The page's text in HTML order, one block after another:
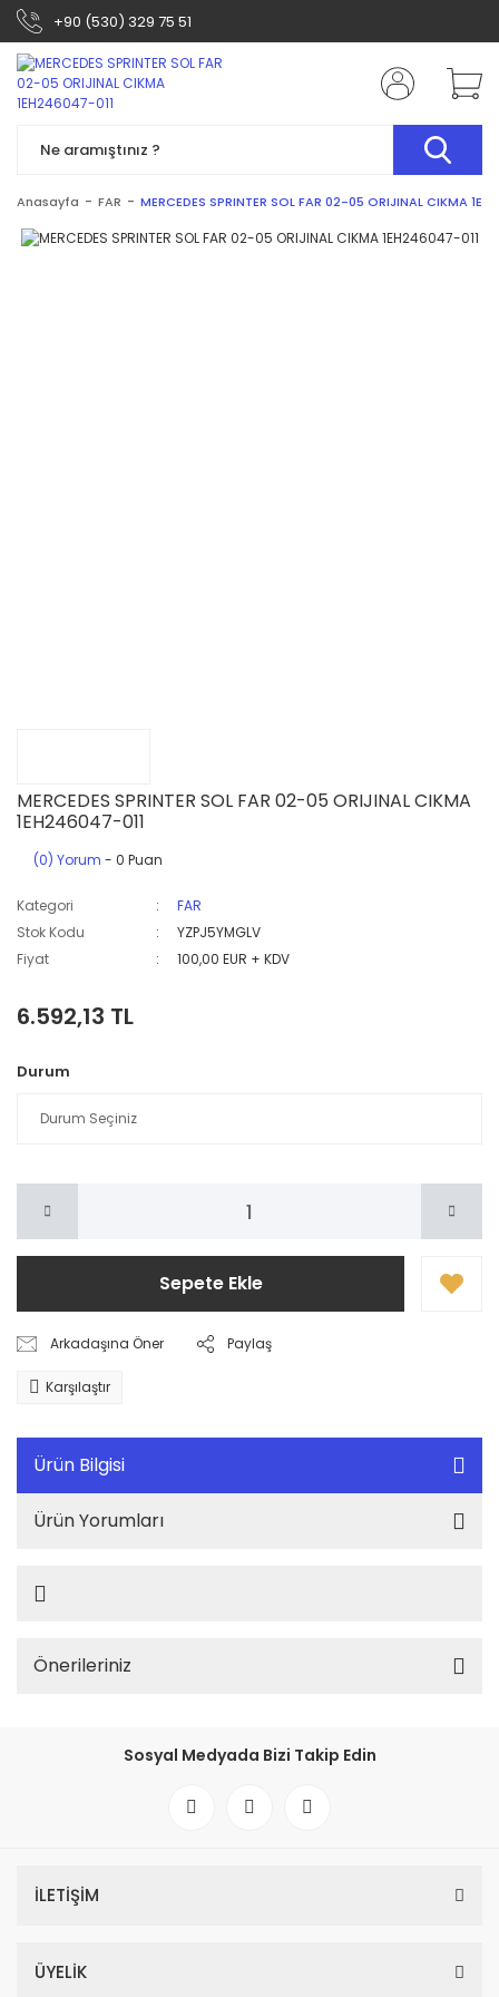
+90 (530) 329 75 51
Anasayfa FAR MERCEDES SPRINTER SOL FAR 02-05 ORIJINAL CIKMA
MERCEDES SPRINTER SOL FAR 02-05 ORIJINAL CIKMA
1EH246047-011
(0) Yorum - 0 Puan
Kategori
FAR
Stok Kodu
YZPJ5YMGLV
Fiyat
100,00 EUR + KDV
6.592,13 TL
Durum
Sepete Ekle
Arkadaşına Öner Paylaş
Karşılaştır
Ürün Bilgisi
Ürün Yorumları
Önerileriniz
Sosyal Medyada Bizi Takip Edin
İLETİŞİM
ÜYELİK